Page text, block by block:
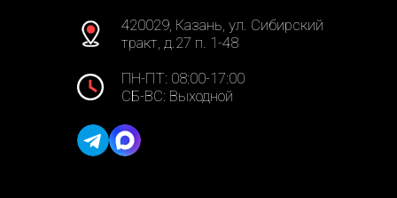
420029, Казань, ул. Сибирский
тракт, д.27 п. 1-48
ПН-ПТ: 08:00-17:00
СБ-ВС: Выходной